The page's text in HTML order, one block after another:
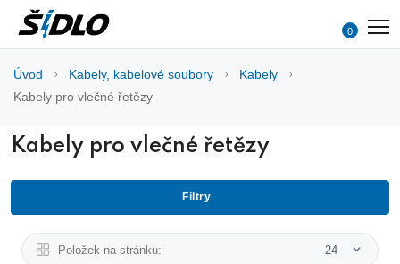
0
Úvod Kabely, kabelové soubory
Kabely
Kabely pro vlečné řetězy
Kabely pro vlečné řetězy
Filtry
Položek na stránku: 24